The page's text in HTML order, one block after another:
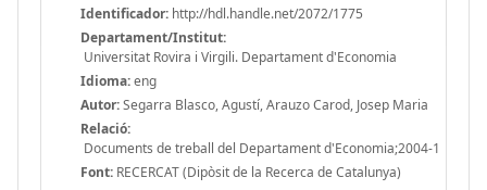
Identificador: http://hdl.handle.net/2072/1775
Departament/Institut:
Universitat Rovira i Virgili. Departament d'Economia
Idioma:eng
Autor:Segarra Blasco, Agustí, Arauzo Carod, Josep Maria
Relació:
Documents de treball del Departament d'Economia;2004-1
Font: RECERCAT (Dipòsit de la Recerca de Catalunya)